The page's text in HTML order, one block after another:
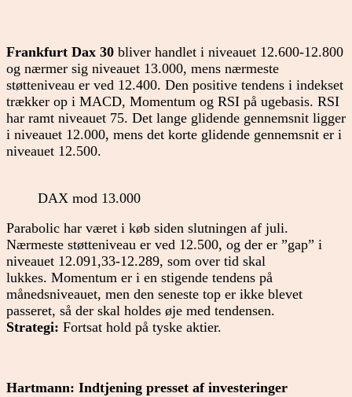
Frankfurt Dax 30 bliver handlet i niveauet 12.600-12.800
og nærmer sig niveauet 13.000, mens nærmeste
støtteniveau er ved 12.400. Den positive tendens i indekset
trækker op i MACD, Momentum og RSI på ugebasis. RSI
har ramt niveauet 75. Det lange glidende gennemsnit ligger
i niveauet 12.000, mens det korte glidende gennemsnit er i
niveauet 12.500.
DAX mod 13.000
Parabolic har været i køb siden slutningen af juli.
Nærmeste støtteniveau er ved 12.500, og der er ”gap” i
niveauet 12.091,33-12.289, som over tid skal
lukkes. Momentum er i en stigende tendens på
månedsniveauet, men den seneste top er ikke blevet
passeret, så der skal holdes øje med tendensen.
Strategi: Fortsat hold på tyske aktier.
Hartmann: Indtjening presset af investeringer